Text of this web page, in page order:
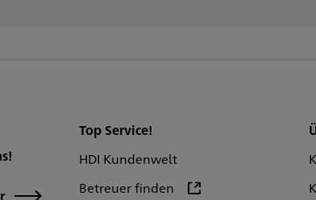
Top Service!
HDI Kundenwelt
Betreuer finden